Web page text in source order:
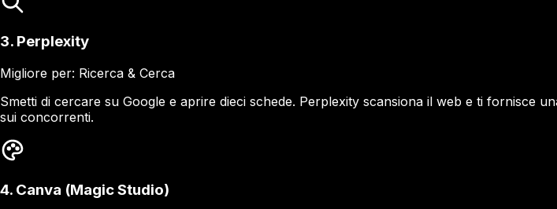
3. Perplexity
Migliore per: Ricerca & Cerca
Smetti di cercare su Google e aprire dieci schede. Perplexity scansiona il web e ti fornisce
sui concorrenti.
4. Canva (Magic Studio)